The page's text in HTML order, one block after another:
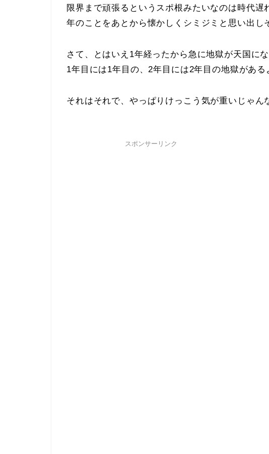
限界まで頑張るというスポ根みたいなのは時代
年のことをあとから懐かしくシミジミと思い出し
さて、とはいえ1年経ったから急に地獄が天国にな
1年目には1年目の、2年目には2年目の地獄がある
それはそれで、やっぱりけっこう気が重いじゃん
スポンサーリンク